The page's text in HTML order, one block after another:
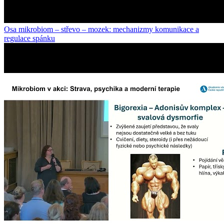
Osa mikrobiom – střevo – mozek: mechanizmy komunikace a
regulace spánku